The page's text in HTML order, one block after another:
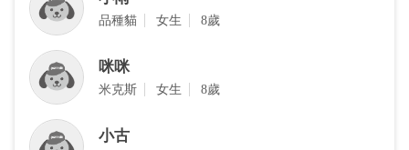
品種貓 女生 8歲
咪咪
米克斯 女生 8歲
小古